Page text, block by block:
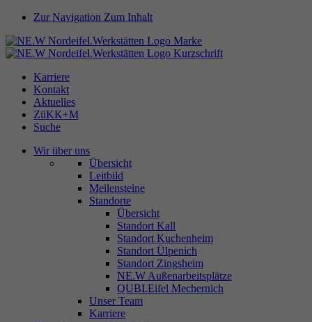
Zur Navigation Zum Inhalt
Karriere
Kontakt
Aktuelles
ZüKK+M
Suche
Wir über uns
Übersicht
Leitbild
Meilensteine
Standorte
Übersicht
Standort Kall
Standort Kuchenheim
Standort Ülpenich
Standort Zingsheim
NE.W Außenarbeitsplätze
QUBI.Eifel Mechernich
Unser Team
Karriere